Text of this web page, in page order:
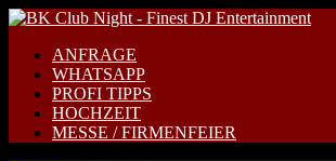
Zum
springenANFRAGE
WHATSAPP
PROFI TIPPS
HOCHZEIT
MESSE / FIRMENFEIER